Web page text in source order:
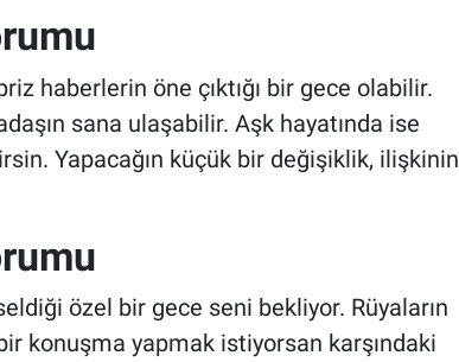
haberlerin öne çıktığı bir gece olabilir.
sana ulaşabilir. Aşk hayatında ise
Yapacağın küçük bir değişiklik, ilişkinin
özel bir gece seni bekliyor. Rüyaların
konuşma yapmak istiyorsan karşındaki